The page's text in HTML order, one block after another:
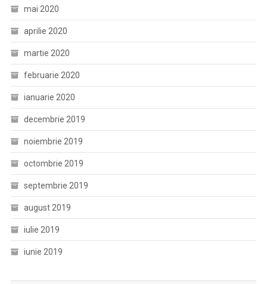
mai 2020
aprilie 2020
martie 2020
februarie 2020
ianuarie 2020
decembrie 2019
noiembrie 2019
octombrie 2019
septembrie 2019
august 2019
iulie 2019
iunie 2019